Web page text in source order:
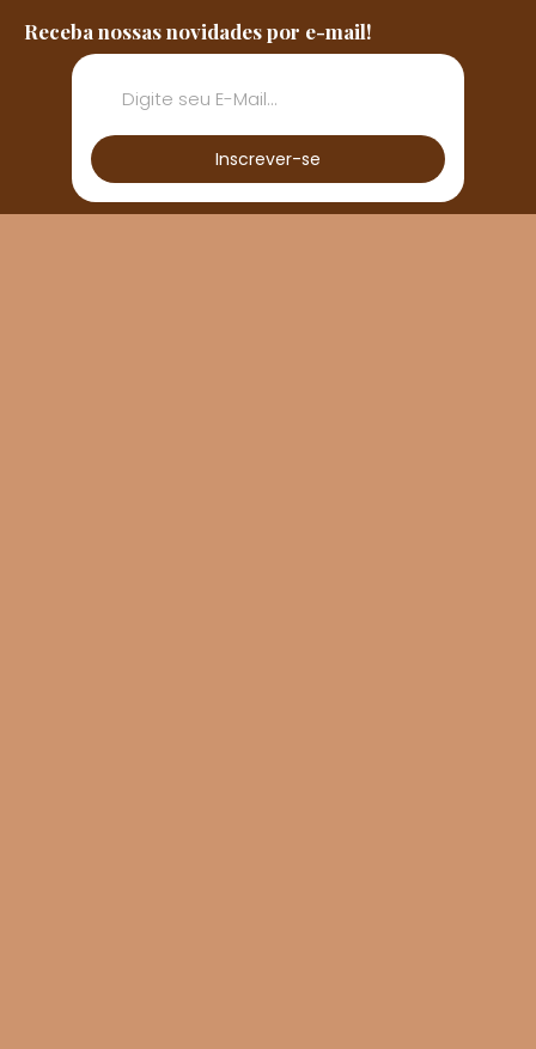
Receba nossas novidades por e-mail!
Inscrever-se